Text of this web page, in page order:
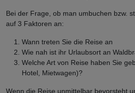
Bei der Frage, ob man umbuchen bzw.
auf 3 Faktoren an:
Wann treten Sie die Reise an
Wie nah ist ihr Urlaubsort an
Welche Art von Reise haben Sie
Hotel, Mietwagen)?
Wenn die Reise unmittelbar bevorsteht